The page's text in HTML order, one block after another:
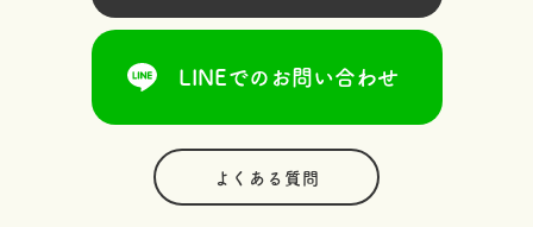
LINEでのお問い合わせ
よくある質問